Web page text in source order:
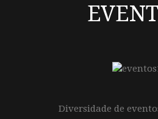
Diversidade de